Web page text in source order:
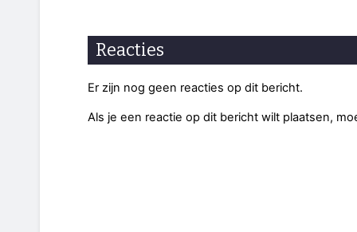
Reacties
Er zijn nog geen reacties op dit bericht.
Als je een reactie op dit bericht wilt plaatsen,